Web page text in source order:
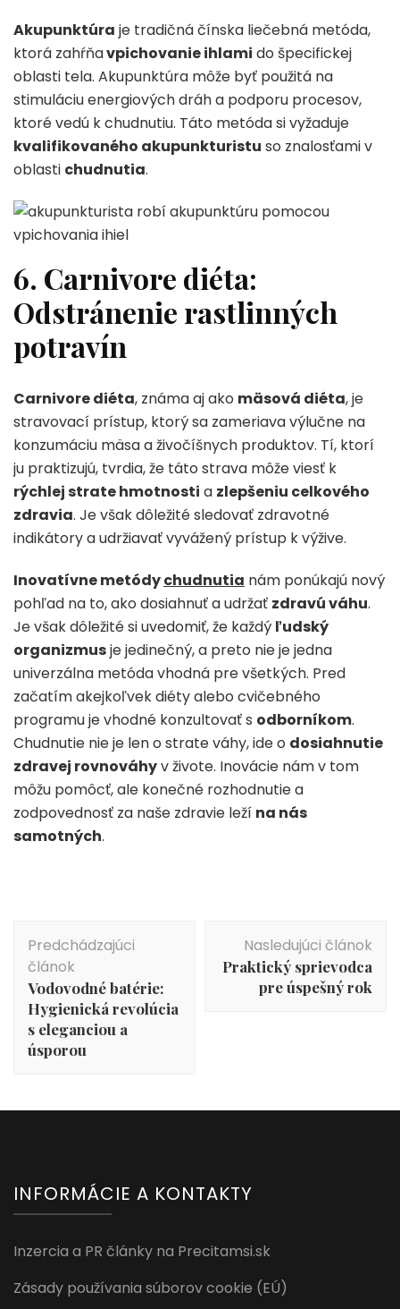
Akupunktúra je tradičná čínska liečebná metóda,
ktorá zahŕňavpichovanie ihlami do špecifickej
oblasti tela. Akupunktúra môže byť použitá na
stimuláciu energiových dráh a podporu procesov,
ktoré vedú k chudnutiu. Táto metóda si vyžaduje
kvalifikovaného akupunkturistu so znalosťami v
oblasti chudnutia.
6. Carnivore diéta:
Odstránenie rastlinných
potravín
Carnivore diéta, známa aj ako mäsová diéta, je
stravovací prístup, ktorý sa zameriava výlučne na
konzumáciu mäsa a živočíšnych produktov. Tí, ktorí
ju praktizujú, tvrdia, že táto strava môže viesť k
rýchlej strate hmotnosti a zlepšeniu celkového
zdravia. Je však dôležité sledovať zdravotné
indikátory a udržiavať vyvážený prístup k výžive.
Inovatívne metódychudnutia nám ponúkajú nový
pohľad na to, ako dosiahnuť a udržať zdravú váhu.
Je však dôležité si uvedomiť, že každý ľudský
organizmusje jedinečný, a preto nie je jedna
univerzálna metóda vhodná pre všetkých. Pred
začatím akejkoľvek diéty alebo cvičebného
programu je vhodné konzultovať s odborníkom.
Chudnutie nie je len o strate váhy, ide o dosiahnutie
zdravej rovnováhyv živote. Inovácie nám v tom
môžu pomôcť, ale konečné rozhodnutie a
zodpovednosť za naše zdravie leží na nás
samotných.
Navigácia
článku
Predchádzajúci
článok
Vodovodné batérie:
Hygienická revolúcia
s eleganciou a
úsporou
Nasledujúci článok
Praktický sprievodca
pre úspešný rok
INFORMÁCIE A KONTAKTY
Inzercia a PR články na Precitamsi.sk
Zásady používania súborov cookie (EÚ)